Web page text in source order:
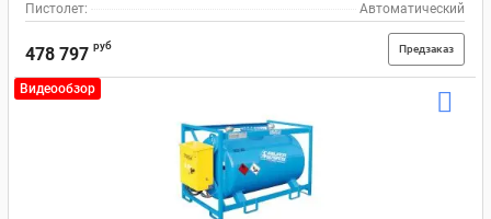
Пистолет:
Автоматический
478 797 руб Предзаказ
Видеообзор